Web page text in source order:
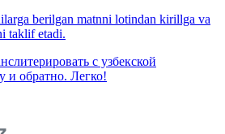
berilgan matnni lotindan kirillga va
taklif etadi.
с узбекской
и обратно. Легко!